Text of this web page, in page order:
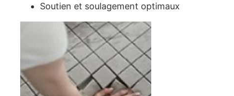
Soutien et soulagement optimaux